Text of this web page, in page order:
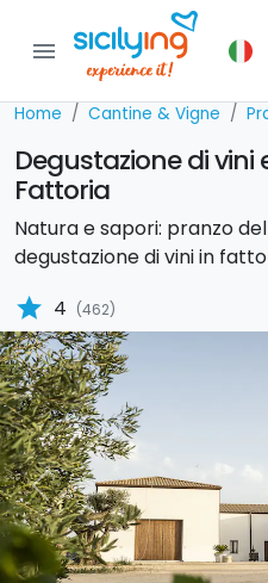
menu
Home Cantine & Vigne
Degustazione di vini
Fattoria
Natura e sapori: pranzo
degustazione di vini in
star 4 (462)
Previous